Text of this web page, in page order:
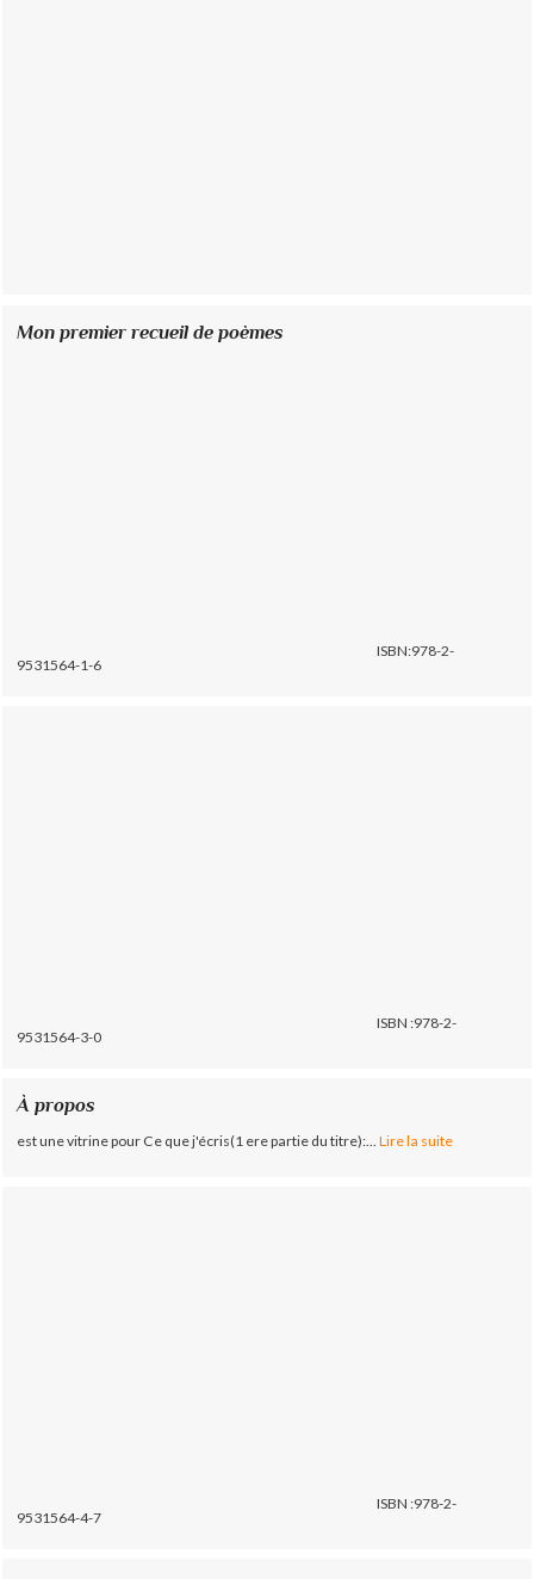
Mon premier recueil de poèmes
ISBN:978-2-
9531564-1-6
ISBN :978-2-
9531564-3-0
À propos
est une vitrine pour Ce que j'écris(1 ere partie du titre):... Lire la suite
ISBN :978-2-
9531564-4-7